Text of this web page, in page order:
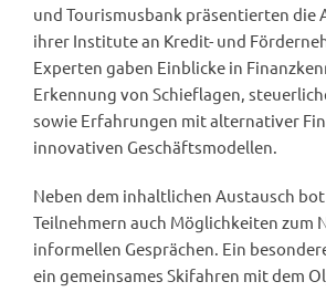
und Tourismusbank präsentierten die
ihrer Institute an Kredit- und
Experten gaben Einblicke in
Erkennung von Schieflagen,
sowie Erfahrungen mit alternativer
innovativen Geschäftsmodellen.
Neben dem inhaltlichen Austausch
Teilnehmern auch Möglichkeiten zum
informellen Gesprächen. Ein
ein gemeinsames Skifahren mit dem